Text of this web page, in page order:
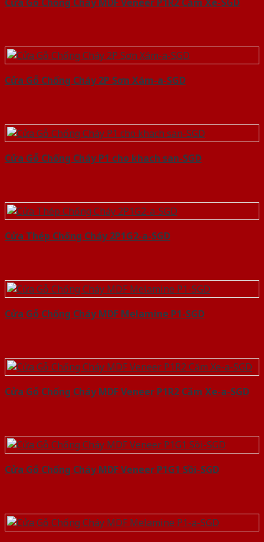
Cửa Gỗ Chống Cháy 2P Sơn Xám-a-SGD
Cửa Gỗ Chống Cháy P1 cho khach san-SGD
Cửa Thép Chống Cháy 2P1G2-a-SGD
Cửa Gỗ Chống Cháy MDF Melamine P1-SGD
Cửa Gỗ Chống Cháy MDF Veneer P1R2 Căm Xe-a-SGD
Cửa Gỗ Chống Cháy MDF Veneer P1G1 Sồi-SGD